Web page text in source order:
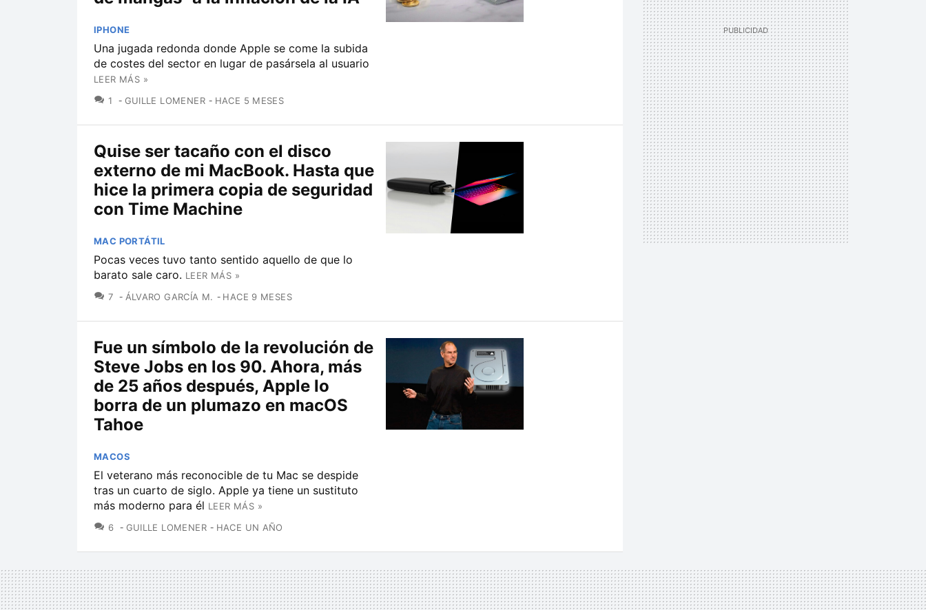
IPHONE
Una jugada redonda donde Apple se come la subida
de costes del sector en lugar de pasársela al usuario
LEER MÁS »
1
COMENTARIOS
GUILLE LOMENER HACE 5 MESES
Quise ser tacaño con el disco
externo de mi MacBook. Hasta que
hice la primera copia de seguridad
con Time Machine
MAC PORTÁTIL
Pocas veces tuvo tanto sentido aquello de que lo
barato sale caro. LEER MÁS »
7 COMENTARIOS
ÁLVARO GARCÍA M. HACE 9 MESES
Fue un símbolo de la revolución de
Steve Jobs en los 90. Ahora, más
de 25 años después, Apple lo
borra de un plumazo en macOS
Tahoe
MACOS
El veterano más reconocible de tu Mac se despide
tras un cuarto de siglo. Apple ya tiene un sustituto
más moderno para él LEER MÁS »
6 COMENTARIOS
GUILLE LOMENER HACE UN AÑO